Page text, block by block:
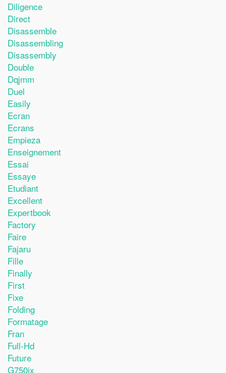
Diligence
Direct
Disassemble
Disassembling
Disassembly
Double
Dqjmm
Duel
Easily
Ecran
Ecrans
Empieza
Enseignement
Essai
Essaye
Etudiant
Excellent
Expertbook
Factory
Faire
Fajaru
Fille
Finally
First
Fixe
Folding
Formatage
Fran
Full-Hd
Future
G750jx